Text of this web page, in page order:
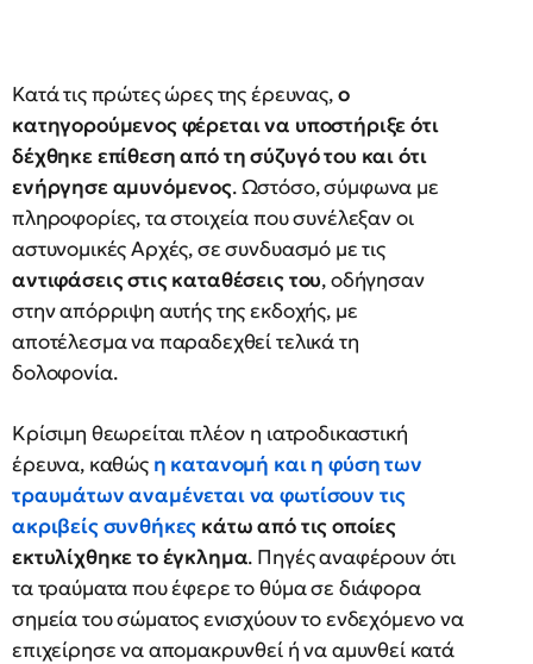
Κατά τις πρώτες ώρες της έρευνας,ο
κατηγορούμενος φέρεται να υποστήριξε ότι
δέχθηκε επίθεση από τη σύζυγό του και ότι
ενήργησε αμυνόμενος. Ωστόσο, σύμφωνα με
πληροφορίες, τα στοιχεία που συνέλεξαν οι
αστυνομικές Αρχές, σε συνδυασμό με τις
αντιφάσεις στις καταθέσεις του, οδήγησαν
στην απόρριψη αυτής της εκδοχής, με
αποτέλεσμα να παραδεχθεί τελικά τη
δολοφονία.
Κρίσιμη θεωρείται πλέον η ιατροδικαστική
έρευνα, καθώς η κατανομή και η φύση των
τραυμάτων αναμένεται να φωτίσουν τις
ακριβείς συνθήκες κάτω από τις οποίες
εκτυλίχθηκε το έγκλημα. Πηγές αναφέρουν ότι
τα τραύματα που έφερε το θύμα σε διάφορα
σημεία του σώματος ενισχύουν το ενδεχόμενο να
επιχείρησε να απομακρυνθεί ή να αμυνθεί κατά